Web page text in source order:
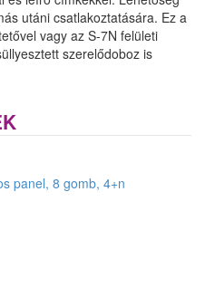
utáni csatlakoztatására. Ez a
vagy az S-7N felületi
szerelődoboz is